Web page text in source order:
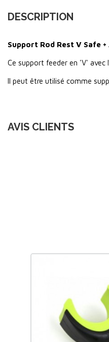
DESCRIPTION
Support Rod Rest V Safe
Ce support feeder en 'V' avec
Il peut être utilisé comme
AVIS CLIENTS